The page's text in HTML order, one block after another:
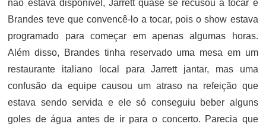
não estava disponível, Jarrett quase se recusou a tocar e
Brandes teve que convencê-lo a tocar, pois o show estava
programado para começar em apenas algumas horas.
Além disso, Brandes tinha reservado uma mesa em um
restaurante italiano local para Jarrett jantar, mas uma
confusão da equipe causou um atraso na refeição que
estava sendo servida e ele só conseguiu beber alguns
goles de água antes de ir para o concerto. Parecia que